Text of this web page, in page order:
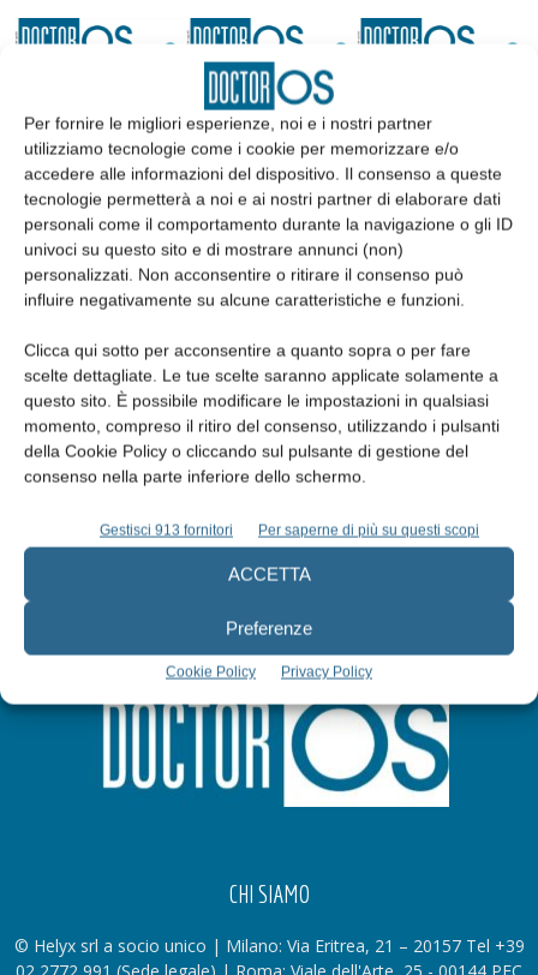
Per fornire le migliori esperienze, noi e i nostri partner
utilizziamo tecnologie come i cookie per memorizzare e/o
accedere alle informazioni del dispositivo. Il consenso a queste
tecnologie permetterà a noi e ai nostri partner di elaborare dati
personali come il comportamento durante la navigazione o gli ID
univoci su questo sito e di mostrare annunci (non)
personalizzati. Non acconsentire o ritirare il consenso può
influire negativamente su alcune caratteristiche e funzioni.
Clicca qui sotto per acconsentire a quanto sopra o per fare
scelte dettagliate. Le tue scelte saranno applicate solamente a
questo sito. È possibile modificare le impostazioni in qualsiasi
momento, compreso il ritiro del consenso, utilizzando i pulsanti
della Cookie Policy o cliccando sul pulsante di gestione del
consenso nella parte inferiore dello schermo.
Gestisci 913 fornitori Per saperne di più su questi scopi
ACCETTA
Preferenze
Cookie Policy Privacy Policy
Edicola web
Abbonati
Iscriviti alla newsletter
CHI SIAMO
© Helyx srl a socio unico | Milano: Via Eritrea, 21 – 20157 Tel +39